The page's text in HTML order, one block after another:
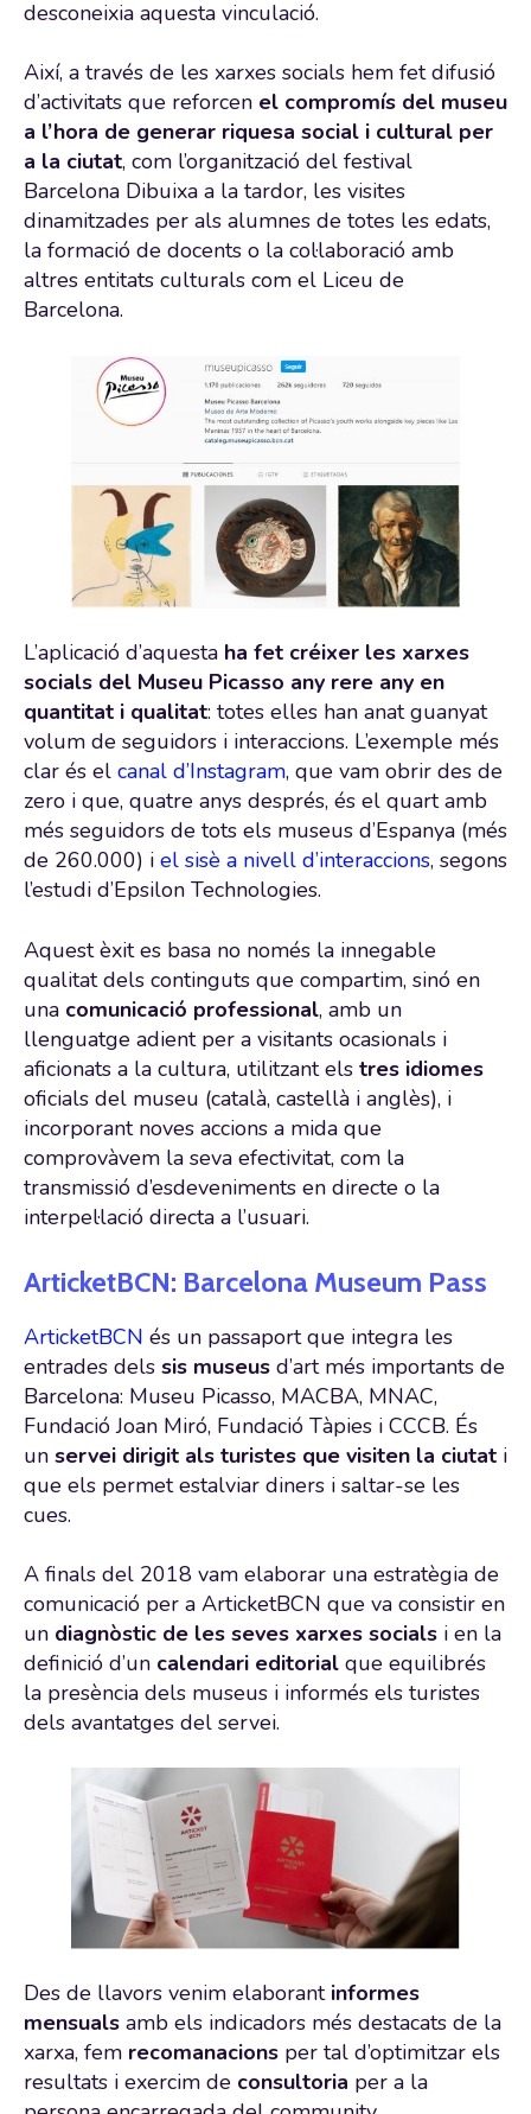
desconeixia aquesta vinculació.
Així, a través de les xarxes socials hem fet difusió
d’activitats que reforcen el compromís del museu
a l’hora de generar riquesa social i cultural per
a la ciutat, com l’organització del festival
Barcelona Dibuixa a la tardor, les visites
dinamitzades per als alumnes de totes les edats,
la formació de docents o la col·laboració amb
altres entitats culturals com el Liceu de
Barcelona.
L’aplicació d’aquesta ha fet créixer les xarxes
socials del Museu Picasso any rere any en
quantitat i qualitat: totes elles han anat guanyat
volum de seguidors i interaccions. L’exemple més
clar és el canal d’Instagram, que vam obrir des de
zero i que, quatre anys després, és el quart amb
més seguidors de tots els museus d’Espanya (més
de 260.000) i el sisè a nivell d’interaccions, segons
l’estudi d’Epsilon Technologies.
Aquest èxit es basa no només la innegable
qualitat dels continguts que compartim, sinó en
una comunicació professional, amb un
llenguatge adient per a visitants ocasionals i
aficionats a la cultura, utilitzant els tres idiomes
oficials del museu (català, castellà i anglès), i
incorporant noves accions a mida que
comprovàvem la seva efectivitat, com la
transmissió d’esdeveniments en directe o la
interpel·lació directa a l’usuari.
ArticketBCN: Barcelona Museum Pass
ArticketBCN és un passaport que integra les
entrades dels sis museus d’art més importants de
Barcelona: Museu Picasso, MACBA, MNAC,
Fundació Joan Miró, Fundació Tàpies i CCCB. És
un servei dirigit als turistes que visiten la ciutat i
que els permet estalviar diners i saltar-se les
cues.
A finals del 2018 vam elaborar una estratègia de
comunicació per a ArticketBCN que va consistir en
un diagnòstic de les seves xarxes socials i en la
definició d’un calendari editorial que equilibrés
la presència dels museus i informés els turistes
dels avantatges del servei.
Des de llavors venim elaborant informes
mensuals amb els indicadors més destacats de la
xarxa, fem recomanacions per tal d’optimitzar els
resultats i exercim de consultoria per a la